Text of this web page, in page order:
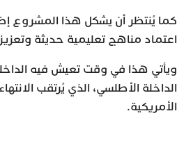
كما يُنتظر أن يشكل هذا المشروع
اعتماد مناهج تعليمية حديثة
ويأتي هذا في وقت تعيش فيه
الأمريكية.